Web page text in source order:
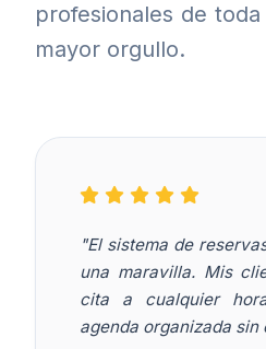
profesionales de
mayor orgullo.
"El sistema de
una maravilla. Mis
cita a cualquier
agenda organizada sin